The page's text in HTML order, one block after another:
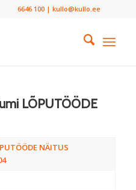
6646 100 | kullo@kullo.ee
LÕPUTÖÖDE
NÄITUS